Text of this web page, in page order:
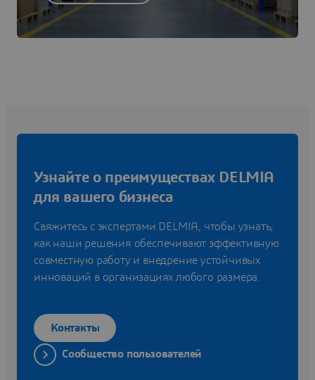
Узнайте о преимуществах DELMIA
для вашего бизнеса
Свяжитесь с экспертами DELMIA, чтобы узнать,
как наши решения обеспечивают эффективную
совместную работу и внедрение устойчивых
инноваций в организациях любого размера.
Контакты
Сообщество пользователей